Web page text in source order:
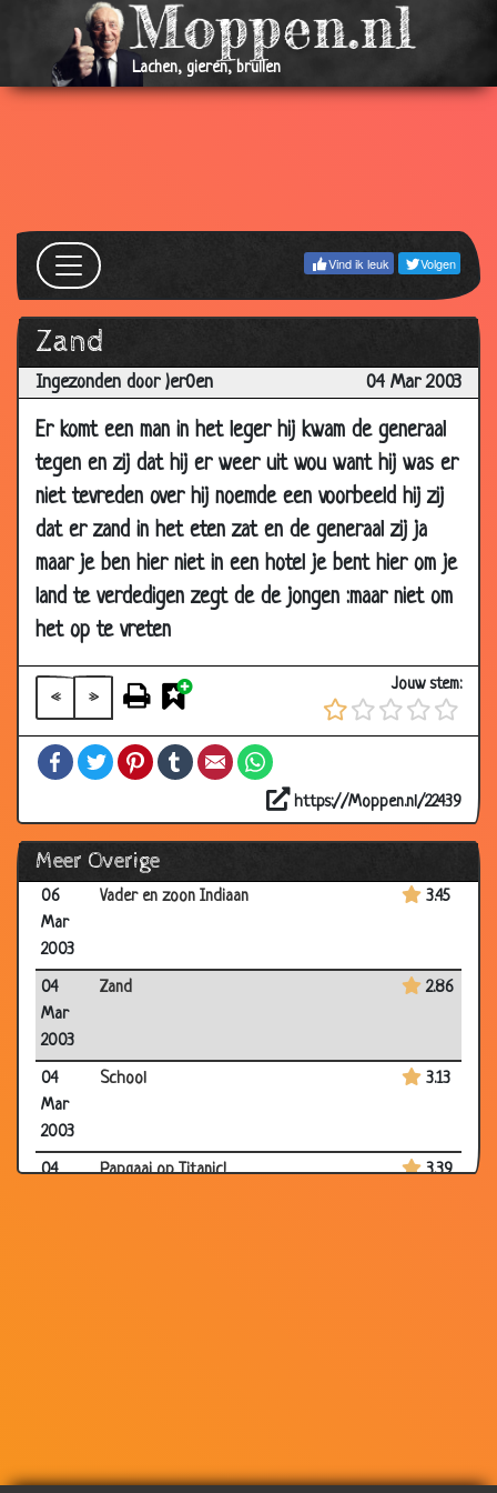
Lachen, gieren, brullen
Vind ik leuk Volgen
Zand
Ingezonden door )er0en 04 Mar 2003
Er komt een man in het leger hij kwam de generaal
tegen en zij dat hij er weer uit wou want hij was er
niet tevreden over hij noemde een voorbeeld hij zij
dat er zand in het eten zat en de generaal zij ja
maar je ben hier niet in een hotel je bent hier om je
land te verdedigen zegt de de jongen :maar niet om
het op te vreten
« »
Jouw stem:
FacebookTwitterPinterestTumblrEmail
https://Moppen.nl/22439
Meer Overige
21 Mar
2003
16 biertjes
14 Mar
2003
Grote WC 3.00
13 Mar
2003
Stewardess 2.85
13 Mar
2003
5 stralen 2.93
11 Mar
2003
Eieren 3.08
09
Mar
(auto)botsing 3.41
08
2003
Porsche 2.75
07 Mar
2003
Werk 3.16
07 Mar
2003
Babycriminaliteit 3.19
2003
2.96
06
Mar
2003
Vader en zoon Indiaan 3.45
04
Mar
2003
Zand 2.86
04
Mar
2003
School 3.13
04
Papgaai op Titanic! 3.39
2003